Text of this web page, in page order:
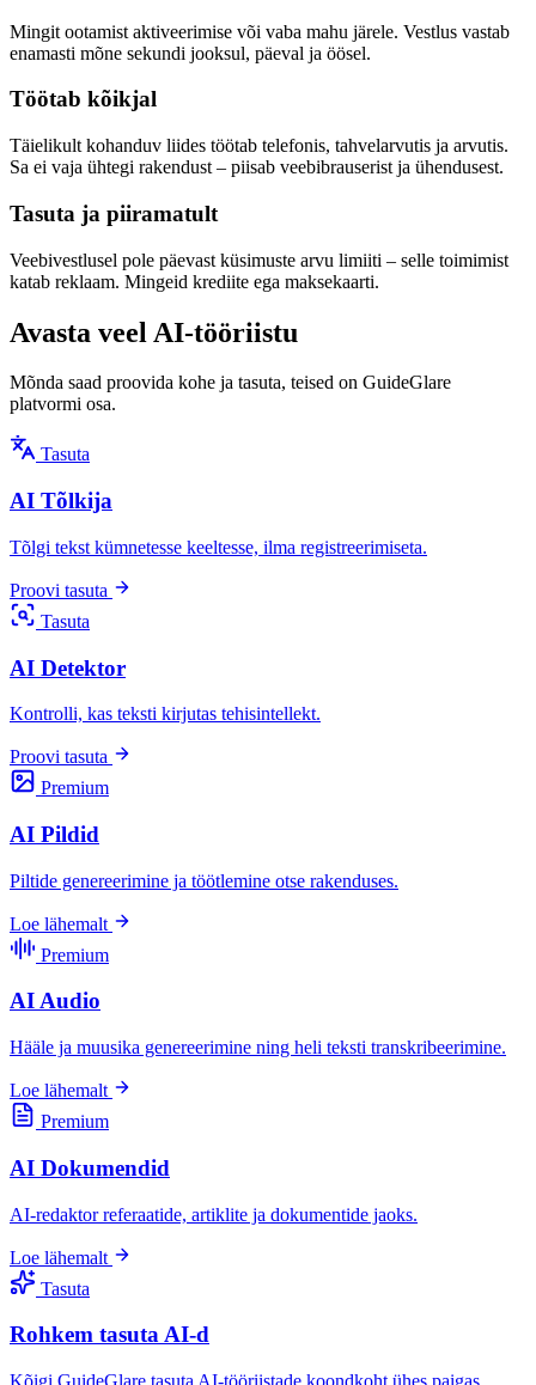
Mingit ootamist aktiveerimise või vaba mahu järele. Vestlus vastab
enamasti mõne sekundi jooksul, päeval ja öösel.
Töötab kõikjal
Täielikult kohanduv liides töötab telefonis, tahvelarvutis ja arvutis.
Sa ei vaja ühtegi rakendust – piisab veebibrauserist ja ühendusest.
Tasuta ja piiramatult
Veebivestlusel pole päevast küsimuste arvu limiiti – selle toimimist
katab reklaam. Mingeid krediite ega maksekaarti.
Avasta veel AI-tööriistu
Mõnda saad proovida kohe ja tasuta, teised on GuideGlare
platvormi osa.
Tasuta
AI Tõlkija
Tõlgi tekst kümnetesse keeltesse, ilma registreerimiseta.
Proovi tasuta
Tasuta
AI Detektor
Kontrolli, kas teksti kirjutas tehisintellekt.
Proovi tasuta
Premium
AI Pildid
Piltide genereerimine ja töötlemine otse rakenduses.
Loe lähemalt
Premium
AI Audio
Hääle ja muusika genereerimine ning heli teksti transkribeerimine.
Loe lähemalt
Premium
AI Dokumendid
AI-redaktor referaatide, artiklite ja dokumentide jaoks.
Loe lähemalt
Tasuta
Rohkem tasuta AI-d
Kõigi GuideGlare tasuta AI-tööriistade koondkoht ühes paigas.